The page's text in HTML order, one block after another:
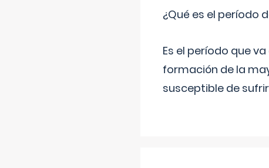
¿Qué es el período
Es el período que
formación de la
susceptible de